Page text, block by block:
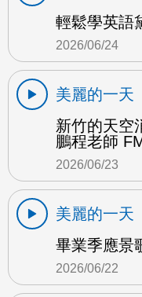
輕鬆學英語
2026/06/24
美麗的一天
新竹的天空
鵬程老師
2026/06/23
美麗的一天
畢業季應景
2026/06/22